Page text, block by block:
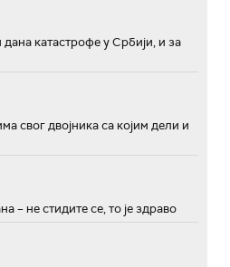
катастрофе у Србији, и за
свог двојника са којим дели и
– не стидите се, то је здраво